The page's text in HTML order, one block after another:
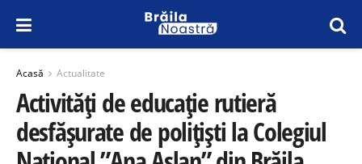
Acasă Actualitate
Activități de educație rutieră
desfășurate de polițiști la Colegiul